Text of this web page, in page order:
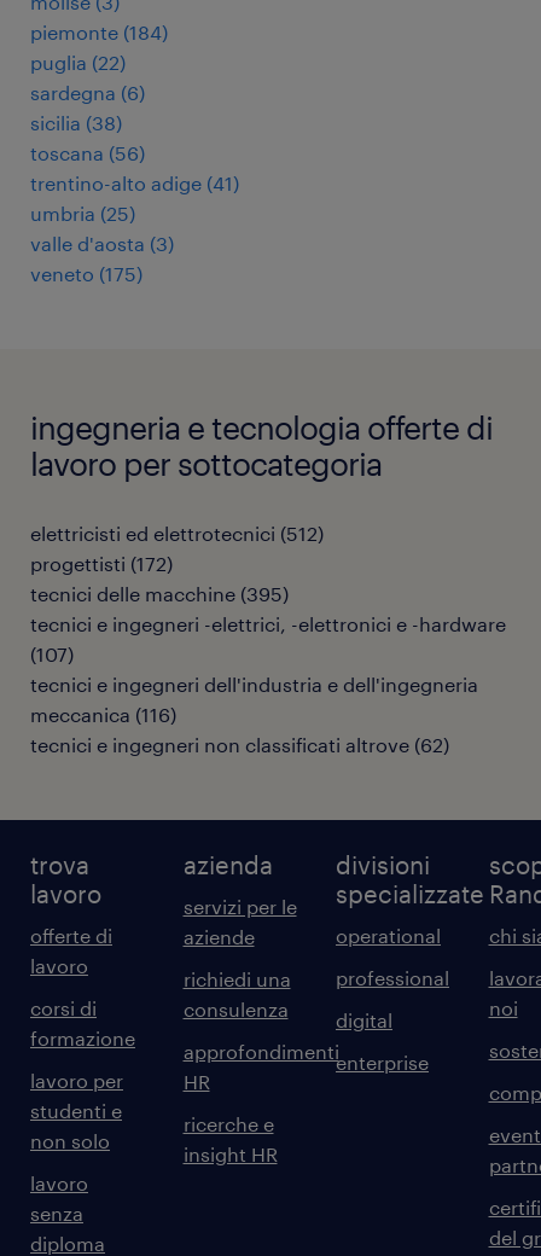
piemonte (184)
puglia (22)
sardegna (6)
sicilia (38)
toscana (56)
trentino-alto adige (41)
umbria (25)
valle d'aosta (3)
veneto (175)
ingegneria e tecnologia offerte di
lavoro per sottocategoria
elettricisti ed elettrotecnici (512)
progettisti (172)
tecnici delle macchine (395)
tecnici e ingegneri -elettrici, -elettronici e -hardware
(107)
tecnici e ingegneri dell'industria e dell'ingegneria
meccanica (116)
tecnici e ingegneri non classificati altrove (62)
trova
lavoro
offerte di
lavoro
corsi di
formazione
lavoro per
studenti e
non solo
lavoro
senza
diploma
azienda
servizi per le
aziende
richiedi una
consulenza
approfondimenti
HR
ricerche e
insight HR
divisioni
specializzate
operational
professional
digital
enterprise
chi
noi
del